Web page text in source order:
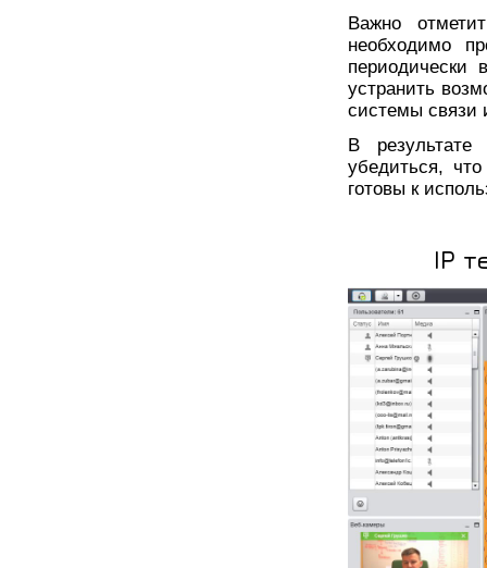
Важно
необходимо
периодически
устранить
системы связи
В
убедиться,
готовы к
IP